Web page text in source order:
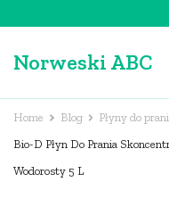
content
Enter)
Norweski ABC
Home Blog
Płyny do
Bio-D Płyn Do Prania
Wodorosty 5 L